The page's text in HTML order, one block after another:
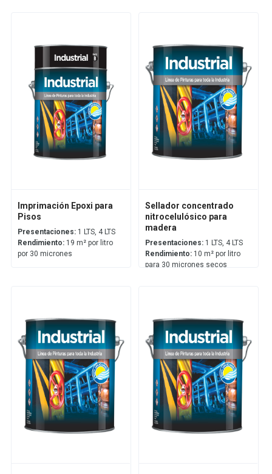
Imprimación Epoxi para
Pisos
Presentaciones:1 LTS, 4 LTS
Rendimiento:19 m² por litro
por 30 micrones
Sellador concentrado
nitrocelulósico para
madera
Presentaciones:1 LTS, 4 LTS
Rendimiento:10 m² por litro
para 30 micrones secos